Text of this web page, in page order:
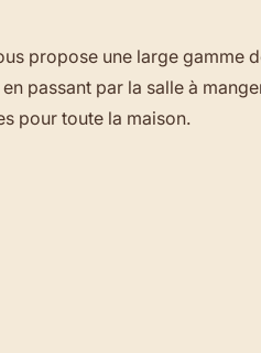
propose une large gamme
passant par la salle à
pour toute la maison.